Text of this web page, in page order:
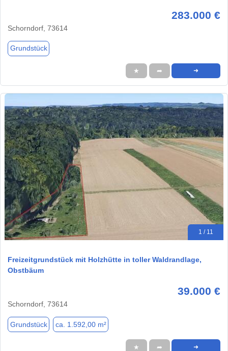
283.000 €
Schorndorf, 73614
Grundstück
★ ➦ ➜
1 / 11
Freizeitgrundstück mit Holzhütte in toller Waldrandlage,
Obstbäum
39.000 €
Schorndorf, 73614
Grundstück ca. 1.592,00 m²
★ ➦ ➜